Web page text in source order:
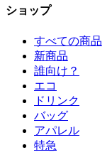
ショップ
すべての商品
新商品
誰向け？
エコ
ドリンク
バッグ
アパレル
特急